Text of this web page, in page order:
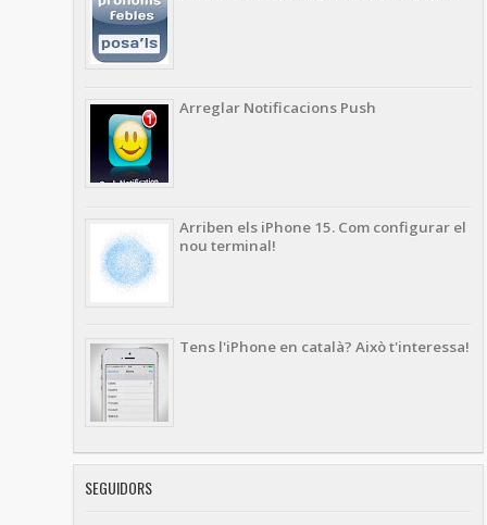
Arreglar Notificacions Push
Arriben els iPhone 15. Com configurar el
nou terminal!
Tens l'iPhone en català? Això t'interessa!
SEGUIDORS